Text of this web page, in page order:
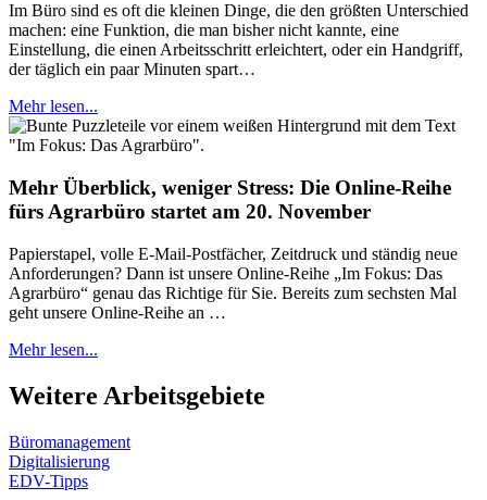
Im Büro sind es oft die kleinen Dinge, die den größten Unterschied
machen: eine Funktion, die man bisher nicht kannte, eine
Einstellung, die einen Arbeitsschritt erleichtert, oder ein Handgriff,
der täglich ein paar Minuten spart…
Mehr lesen...
Mehr Überblick, weniger Stress: Die Online-Reihe
fürs Agrarbüro startet am 20. November
Papierstapel, volle E-Mail-Postfächer, Zeitdruck und ständig neue
Anforderungen? Dann ist unsere Online-Reihe „Im Fokus: Das
Agrarbüro“ genau das Richtige für Sie. Bereits zum sechsten Mal
geht unsere Online-Reihe an …
Mehr lesen...
Weitere Arbeitsgebiete
Büromanagement
Digitalisierung
EDV-Tipps